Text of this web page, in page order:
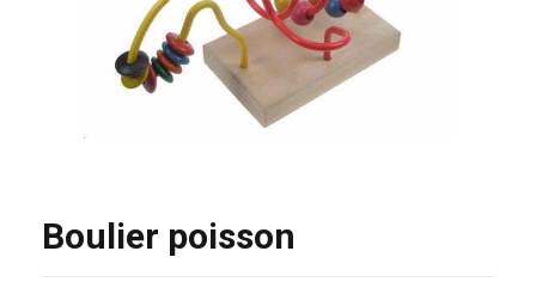
Boulier poisson